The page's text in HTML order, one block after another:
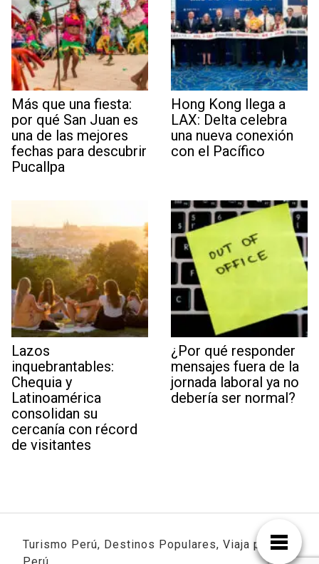
Más que una fiesta:
por qué San Juan es
una de las mejores
fechas para descubrir
Pucallpa
Hong Kong llega a
LAX: Delta celebra
una nueva conexión
con el Pacífico
Lazos
inquebrantables:
Chequia y
Latinoamérica
consolidan su
cercanía con récord
de visitantes
¿Por qué responder
mensajes fuera de la
jornada laboral ya no
debería ser normal?
Turismo Perú, Destinos Populares, Viaja por
Perú